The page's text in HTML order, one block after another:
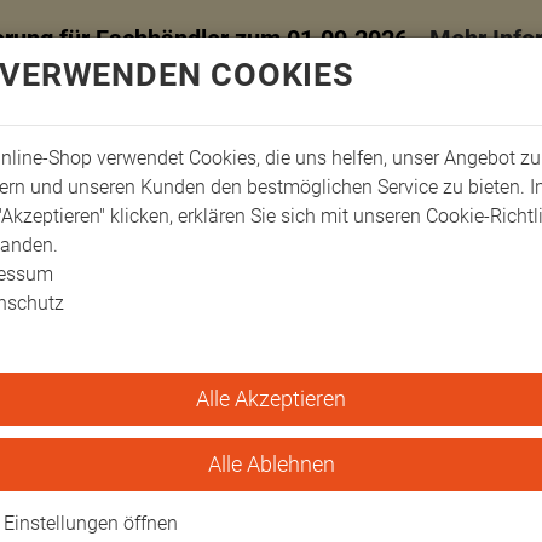
für Fachhändler zum 01.09.2026 -Mehr
relexa Rolli-Set Massagekugeln
COOKIES
Shop verwendet Cookies, die uns helfen, unser Angebot zu
und unseren Kunden den bestmöglichen Service zu bieten.
klicken, erklären Sie sich mit unseren Cookie-
Alle Akzeptieren
Alle Ablehnen
Einstellungen öffnen